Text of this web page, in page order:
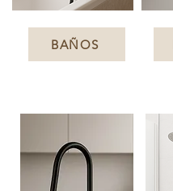
BAÑOS